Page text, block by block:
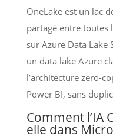
OneLake est un lac
partagé entre toutes
sur Azure Data Lake
un data lake Azure
l’architecture zero-
Power BI, sans
Comment l’IA
elle dans